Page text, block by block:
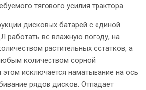
тягового усилия трактора.
дисковых батарей с единой
работать во влажную погоду, на
растительных остатков, а
количеством сорной
этом исключается наматывание на ось
рядов дисков. Отпадает